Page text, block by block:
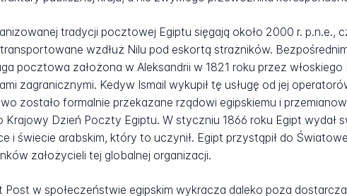
tradycji pocztowej Egiptu sięgają około 2000 r.
wzdłuż Nilu pod eskortą strażników.
pocztowa założona w Aleksandrii w 1821 roku przez
zagranicznymi. Kedyw Ismail wykupił tę usługę od jej
zostało formalnie przekazane rządowi egipskiemu i
Krajowy Dzień Poczty Egiptu. W styczniu 1866 roku Egipt
i świecie arabskim, który to uczynił. Egipt przystąpił do
założycieli tej globalnej organizacji.
Post w społeczeństwie egipskim wykracza daleko poza